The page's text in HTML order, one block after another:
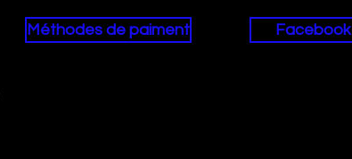
Méthodes de paiment Facebook